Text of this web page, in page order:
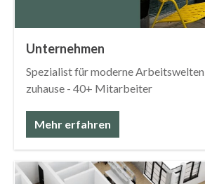
Unternehmen
Spezialist für moderne Arbeitswelten
zuhause - 40+ Mitarbeiter
Mehr erfahren